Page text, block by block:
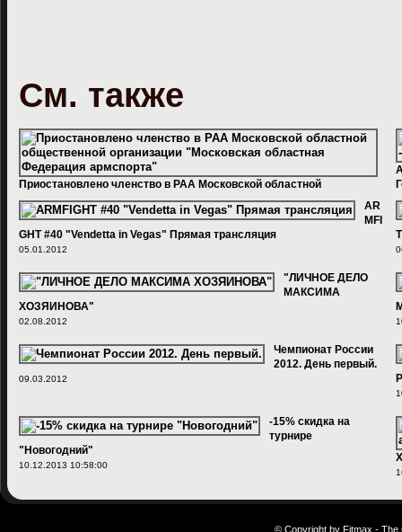
См. также
Приостановлено членство в РАА Московской областной
общественной организации "Московская областная Федерация
армспорта"
AR
MFI
GHT #40 "Vendetta in Vegas" Прямая трансляция
05.01.2012
"ЛИЧНОЕ ДЕЛО
МАКСИМА
ХОЗЯИНОВА"
02.08.2012
Чемпионат России
2012. День первый.
09.03.2012
-15% скидка на
турнире
"Новогодний"
10.12.2013 10:58:00
© Copyright by Fitmax - The